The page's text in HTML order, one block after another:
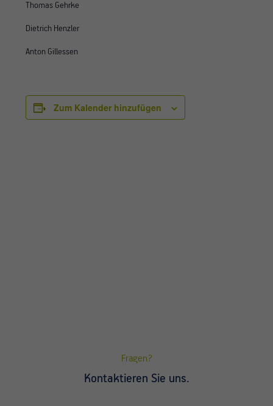
Thomas Gehrke
Dietrich Henzler
Anton Gillessen
Zum Kalender hinzufügen
Fragen?
Kontaktieren Sie uns.